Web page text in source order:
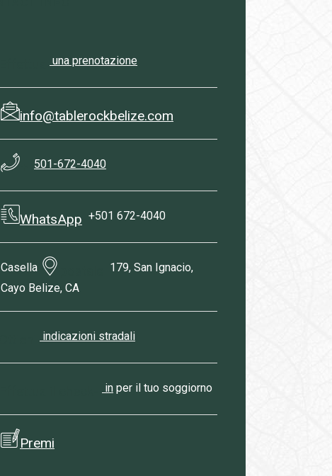
una prenotazione
info@tablerockbelize.com
501-672-4040
WhatsApp +501 672-4040
Casella
179, San Ignacio,
Cayo Belize, CA
indicazioni stradali
in per il tuo soggiorno
Premi